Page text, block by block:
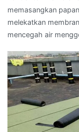
memasangkan
melekatkan
mencegah air